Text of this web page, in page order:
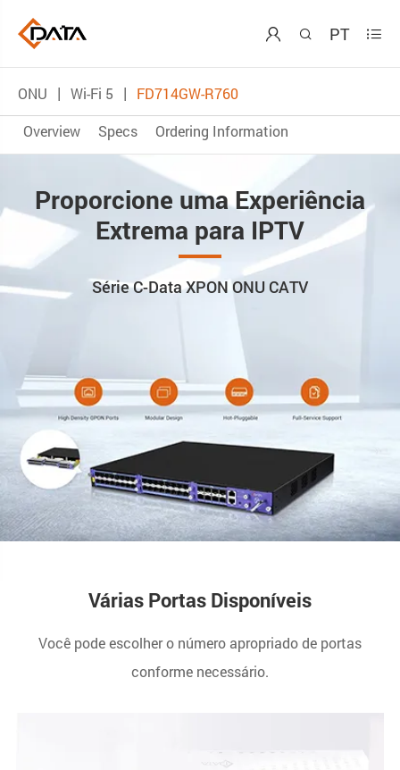
  PT 
ONU Wi-Fi 5
FD714GW-R760
Overview
Specs Ordering Information
Proporcione uma Experiência
Extrema para IPTV
Série C-Data XPON ONU CATV
Várias Portas Disponíveis
Você pode escolher o número apropriado de portas
conforme necessário.